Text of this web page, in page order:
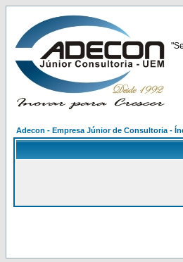
Adecon - Empresa Júnior de Consultoria -